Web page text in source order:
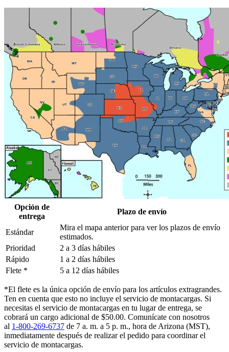
Opción de
entrega
Plazo de envío
Estándar
Mira el mapa anterior para ver los plazos de envío
estimados.
Prioridad
2 a 3 días hábiles
Rápido
1 a 2 días hábiles
Flete *
5 a 12 días hábiles
*El flete es la única opción de envío para los artículos extragrandes.
Ten en cuenta que esto no incluye el servicio de montacargas. Si
necesitas el servicio de montacargas en tu lugar de entrega, se
cobrará un cargo adicional de $50.00. Comunícate con nosotros
al 1-800-269-6737 de 7 a. m. a 5 p. m., hora de Arizona (MST),
inmediatamente después de realizar el pedido para coordinar el
servicio de montacargas.